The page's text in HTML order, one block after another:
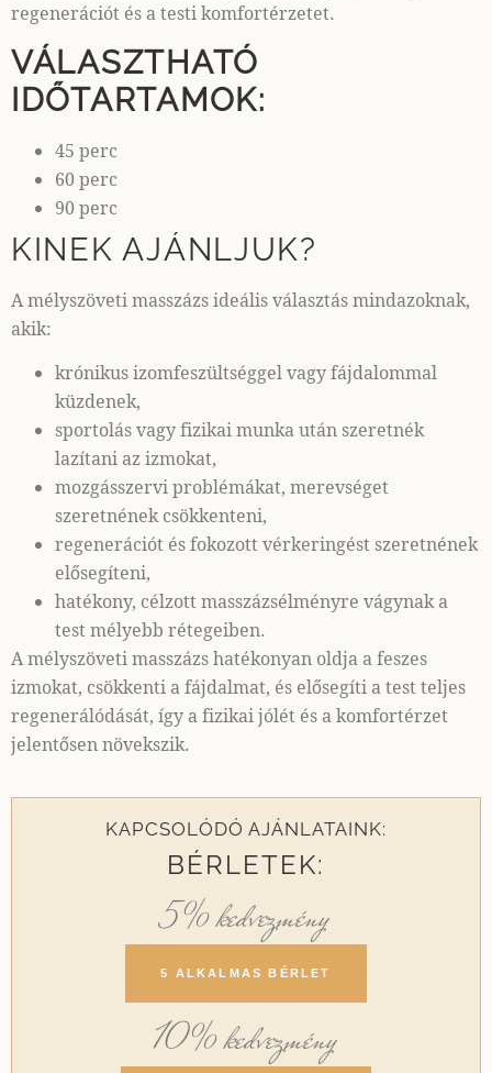
regenerációt és a testi komfortérzetet.
VÁLASZTHATÓ
IDŐTARTAMOK:
45 perc
60 perc
90 perc
KINEK AJÁNLJUK?
A mélyszöveti masszázs ideális választás mindazoknak,
akik:
krónikus izomfeszültséggel vagy fájdalommal
küzdenek,
sportolás vagy fizikai munka után szeretnék
lazítani az izmokat,
mozgásszervi problémákat, merevséget
szeretnének csökkenteni,
regenerációt és fokozott vérkeringést szeretnének
elősegíteni,
hatékony, célzott masszázsélményre vágynak a
test mélyebb rétegeiben.
A mélyszöveti masszázs hatékonyan oldja a feszes
izmokat, csökkenti a fájdalmat, és elősegíti a test teljes
regenerálódását, így a fizikai jólét és a komfortérzet
jelentősen növekszik.
KAPCSOLÓDÓ AJÁNLATAINK:
BÉRLETEK:
5% kedvezmény
5 ALKALMAS BÉRLET
10% kedvezmény